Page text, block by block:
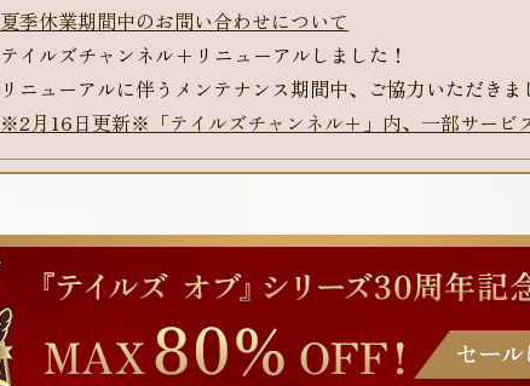
夏季休業期間中のお問い合わせについて
テイルズチャンネル+リニューアルしました！
リニューアルに伴うメンテナンス期間中、ご協力いただきま
※2月16日更新※「テイルズチャンネル＋」内、一部サービ